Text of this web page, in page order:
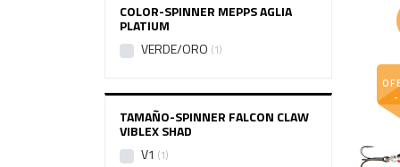
COLOR-SPINNER MEPPS AGLIA
PLATIUM
VERDE/ORO 1
TAMAÑO-SPINNER FALCON CLAW
VIBLEX SHAD
V1 1
-